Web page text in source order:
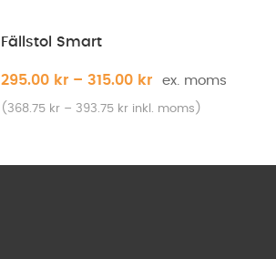
Fällstol Smart
295.00 kr – 315.00 kr
( 368.75 kr – 393.75 kr inkl. moms)